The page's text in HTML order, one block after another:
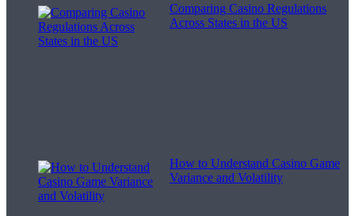
Comparing Casino Regulations
Across States in the US
How to Understand Casino Game
Variance and Volatility